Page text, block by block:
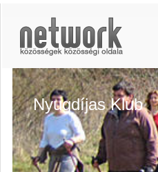
Nyugdíjas Klub